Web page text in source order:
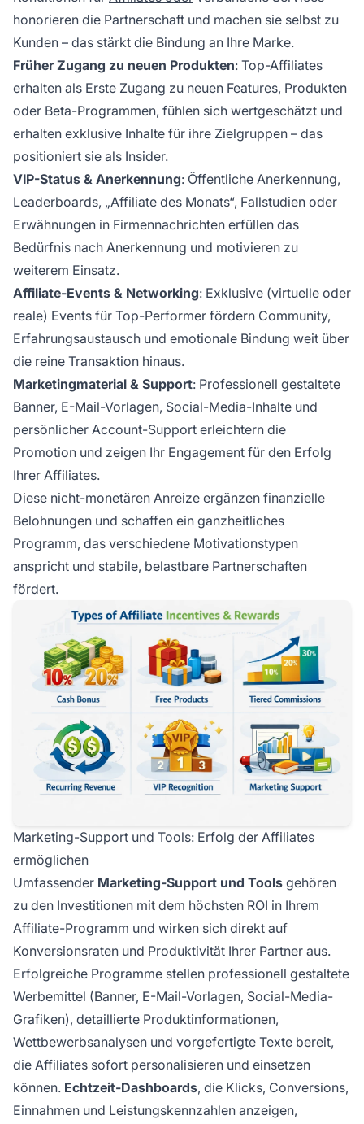
honorieren die Partnerschaft und machen sie selbst zu
Kunden – das stärkt die Bindung an Ihre Marke.
Früher Zugang zu neuen Produkten: Top-Affiliates
erhalten als Erste Zugang zu neuen Features, Produkten
oder Beta-Programmen, fühlen sich wertgeschätzt und
erhalten exklusive Inhalte für ihre Zielgruppen – das
positioniert sie als Insider.
VIP-Status & Anerkennung: Öffentliche Anerkennung,
Leaderboards, „Affiliate des Monats“, Fallstudien oder
Erwähnungen in Firmennachrichten erfüllen das
Bedürfnis nach Anerkennung und motivieren zu
weiterem Einsatz.
Affiliate-Events & Networking: Exklusive (virtuelle oder
reale) Events für Top-Performer fördern Community,
Erfahrungsaustausch und emotionale Bindung weit über
die reine Transaktion hinaus.
Marketingmaterial & Support: Professionell gestaltete
Banner, E-Mail-Vorlagen, Social-Media-Inhalte und
persönlicher Account-Support erleichtern die
Promotion und zeigen Ihr Engagement für den Erfolg
Ihrer Affiliates.
Diese nicht-monetären Anreize ergänzen finanzielle
Belohnungen und schaffen ein ganzheitliches
Programm, das verschiedene Motivationstypen
anspricht und stabile, belastbare Partnerschaften
fördert.
Marketing-Support und Tools: Erfolg der Affiliates
ermöglichen
Umfassender Marketing-Support und Tools gehören
zu den Investitionen mit dem höchsten ROI in Ihrem
Affiliate-Programm und wirken sich direkt auf
Konversionsraten und Produktivität Ihrer Partner aus.
Erfolgreiche Programme stellen professionell gestaltete
Werbemittel (Banner, E-Mail-Vorlagen, Social-Media-
Grafiken), detaillierte Produktinformationen,
Wettbewerbsanalysen und vorgefertigte Texte bereit,
die Affiliates sofort personalisieren und einsetzen
können. Echtzeit-Dashboards, die Klicks, Conversions,
Einnahmen und Leistungskennzahlen anzeigen,